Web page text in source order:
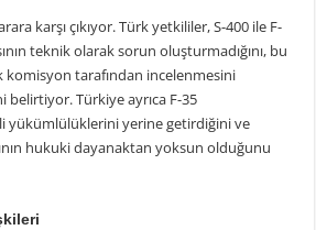
karşı çıkıyor. Türk yetkililer, S-400 ile F-
teknik olarak sorun oluşturmadığını, bu
komisyon tarafından incelenmesini
Türkiye ayrıca F-35
yükümlülüklerini yerine getirdiğini ve
hukuki dayanaktan yoksun olduğunu